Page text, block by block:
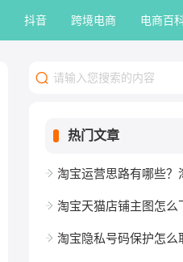
抖音 跨境电商 电商百
热门文章
淘宝运营思路有哪些？淘宝店
淘宝天猫店铺主图怎么下载
淘宝隐私号码保护怎么取快